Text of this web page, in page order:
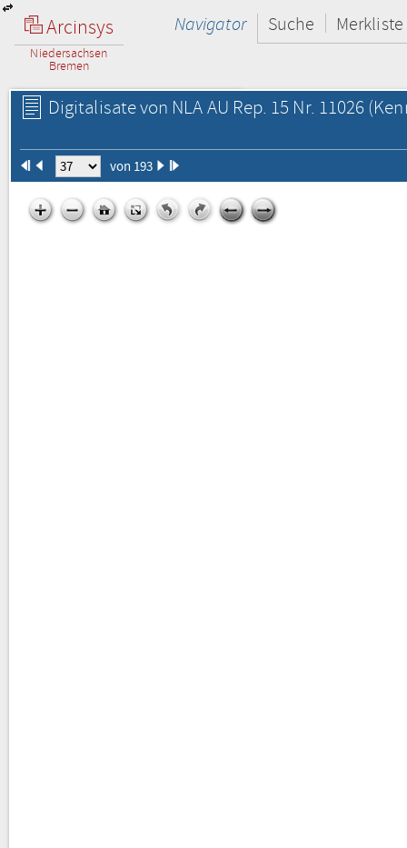
Arcinsys
Niedersachsen
Bremen
Navigator Suche Merkliste
Digitalisate von NLA AU Rep. 15 Nr. 11026
von 193